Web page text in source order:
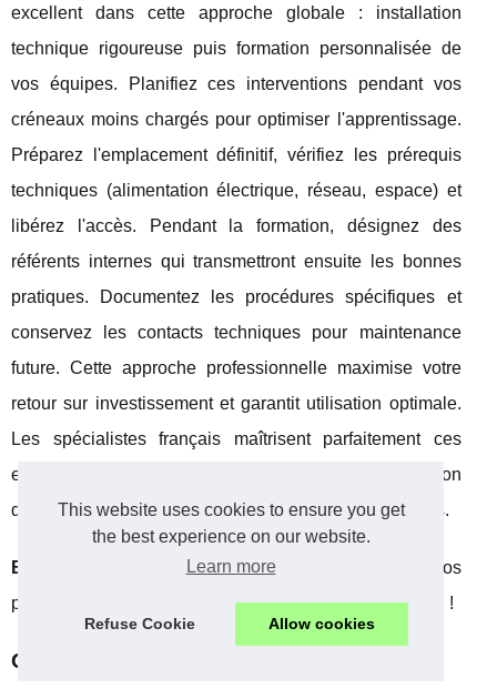
This website uses cookies to ensure you get
the best experience on our website.
Learn more
Refuse Cookie Allow cookies
excellent dans cette approche globale : installation
technique rigoureuse puis formation personnalisée de
vos équipes. Planifiez ces interventions pendant vos
créneaux moins chargés pour optimiser l'apprentissage.
Préparez l'emplacement définitif, vérifiez les prérequis
techniques (alimentation électrique, réseau, espace) et
libérez l'accès. Pendant la formation, désignez des
référents internes qui transmettront ensuite les bonnes
pratiques. Documentez les procédures spécifiques et
conservez les contacts techniques pour maintenance
future. Cette approche professionnelle maximise votre
retour sur investissement et garantit utilisation optimale.
Les spécialistes français maîtrisent parfaitement ces
enjeux d'accompagnement, créant une véritable relation
de partenariat durable avec leurs clients professionnels.
Bon à savoir :
prévoir 20% de marge temporelle sur vos
plannings d'installation évite tout stress organisationnel !
Questions fréquentes